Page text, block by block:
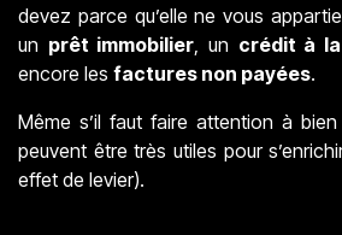
devez parce qu’elle ne vous
un prêt immobilier , un crédit à
encore les factures non payées.
Même s’il faut faire attention à
peuvent être très utiles pour
effet de levier).